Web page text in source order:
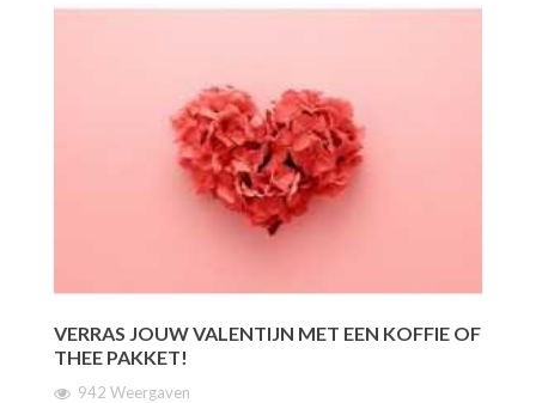
VERRAS JOUW VALENTIJN MET EEN KOFFIE OF
THEE PAKKET!
942 Weergaven